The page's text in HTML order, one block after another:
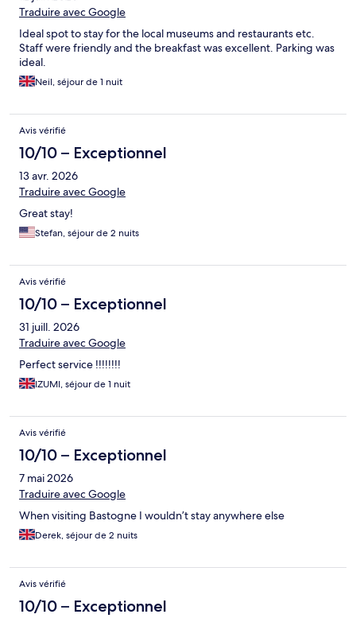
Traduire avec Google
Ideal spot to stay for the local museums and restaurants etc.
Staff were friendly and the breakfast was excellent. Parking was
ideal.
Neil, séjour de 1 nuit
Avis vérifié
10/10 – Exceptionnel
13 avr. 2026
Traduire avec Google
Great stay!
Stefan, séjour de 2 nuits
Avis vérifié
10/10 – Exceptionnel
31 juill. 2026
Traduire avec Google
Perfect service !!!!!!!!
IZUMI, séjour de 1 nuit
Avis vérifié
10/10 – Exceptionnel
7 mai 2026
Traduire avec Google
When visiting Bastogne I wouldn’t stay anywhere else
Derek, séjour de 2 nuits
Avis vérifié
10/10 – Exceptionnel